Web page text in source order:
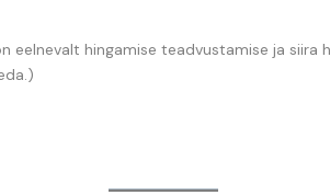
eelnevalt hingamise teadvustamise ja siira